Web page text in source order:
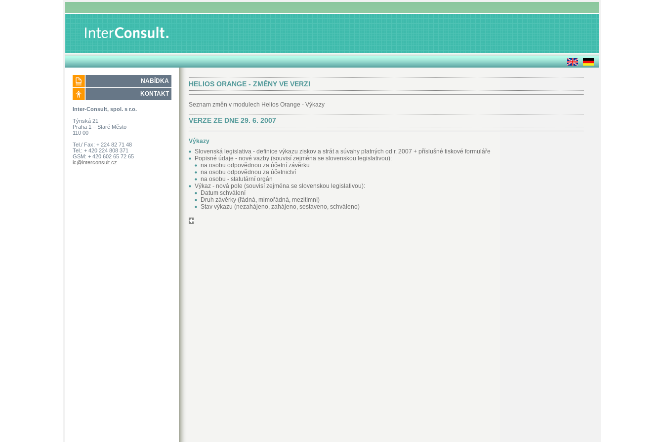
NABÍDKA
KONTAKT
Inter-Consult, spol. s r.o.
Týnská 21
Praha 1 – Staré Město
110 00
Tel./ Fax: + 224 82 71 48
Tel.: + 420 224 808 371
GSM: + 420 602 65 72 65
ic@interconsult.cz
HELIOS ORANGE - ZMĚNY VE VERZI
Seznam změn v modulech Helios Orange - Výkazy
VERZE ZE DNE 29. 6. 2007
Výkazy
Slovenská legislativa - definice výkazu ziskov a strát a súvahy platných od r. 2007 + příslušné tiskové formuláře
Popisné údaje - nové vazby (souvisí zejména se slovenskou legislativou):
na osobu odpovědnou za účetní závěrku
na osobu odpovědnou za účetnictví
na osobu - statutární orgán
Výkaz - nová pole (souvisí zejména se slovenskou legislativou):
Datum schválení
Druh závěrky (řádná, mimořádná, mezitímní)
Stav výkazu (nezahájeno, zahájeno, sestaveno, schváleno)